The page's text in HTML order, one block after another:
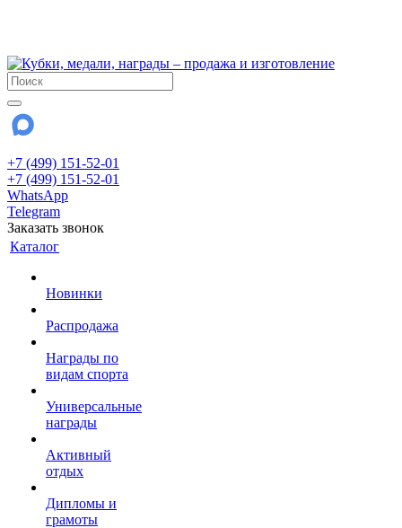
+7 (499) 151-52-01
+7 (499) 151-52-01
WhatsApp
Telegram
Заказать звонок
Каталог
Новинки
Распродажа
Награды по
видам спорта
Универсальные
награды
Активный
отдых
Дипломы и
грамоты